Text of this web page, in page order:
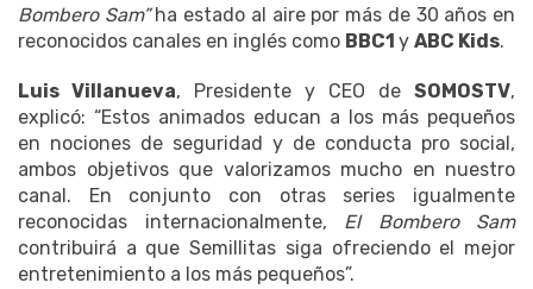
Bombero Sam”ha estado al aire por más de 30 años en
reconocidos canales en inglés como BBC1 y ABC Kids.
Luis Villanueva, Presidente y CEO de SOMOSTV,
explicó: “Estos animados educan a los más pequeños
en nociones de seguridad y de conducta pro social,
ambos objetivos que valorizamos mucho en nuestro
canal. En conjunto con otras series igualmente
reconocidas internacionalmente, El Bombero Sam
contribuirá a que Semillitas siga ofreciendo el mejor
entretenimiento a los más pequeños”.